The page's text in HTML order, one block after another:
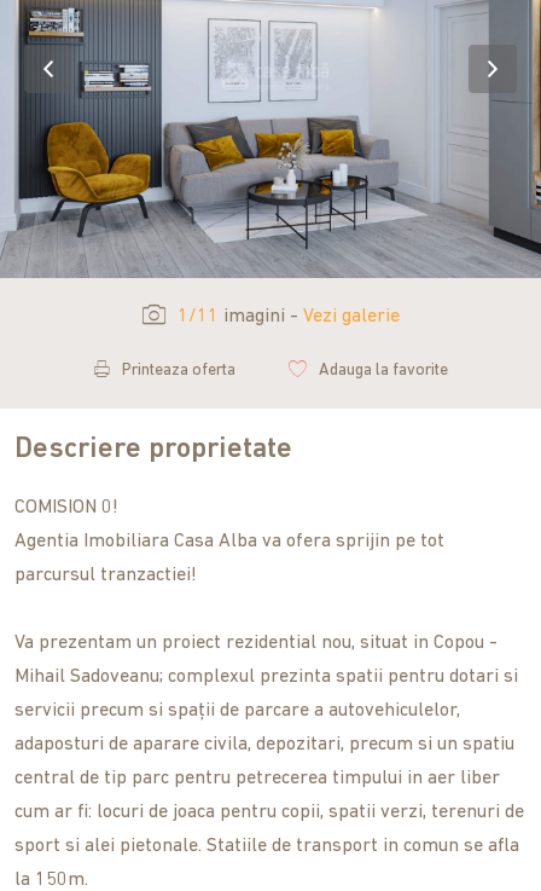
1/11 imagini - Vezi galerie
Printeaza oferta Adauga la favorite
Descriere proprietate
COMISION 0!
Agentia Imobiliara Casa Alba va ofera sprijin pe tot
parcursul tranzactiei!
Va prezentam un proiect rezidential nou, situat in Copou -
Mihail Sadoveanu; complexul prezinta spatii pentru dotari si
servicii precum si spații de parcare a autovehiculelor,
adaposturi de aparare civila, depozitari, precum si un spatiu
central de tip parc pentru petrecerea timpului in aer liber
cum ar fi: locuri de joaca pentru copii, spatii verzi, terenuri de
sport si alei pietonale. Statiile de transport in comun se afla
la 150m.